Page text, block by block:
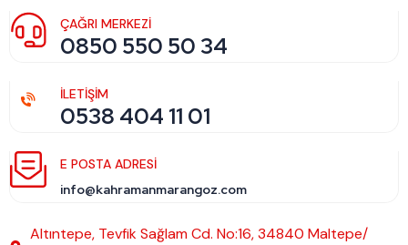
ÇAĞRI MERKEZİ
0850 550 50 34
İLETİŞİM
0538 404 11 01
E POSTA ADRESI
info@kahramanmarangoz.com
Altıntepe, Tevfik Sağlam Cd. No:16, 34840 Maltepe/